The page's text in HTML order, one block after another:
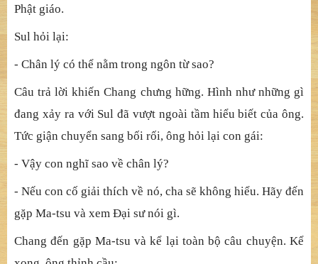
ông xông vào phòng và hét lớn:
- Con làm sao vậy hả Sul? Con điên rồi hả? Có biết đó là
chỗ thiêng liêng, sao lại ngồi lên đó?
Như không có gì xảy ra, Sul hỏi:
- Cha! Trong đó có gì thiêng liêng?
- Đó là lời của Phật. Nó chứa đựng chân lý vĩ đại nhất của
Phật giáo.
Sul hỏi lại:
- Chân lý có thể nằm trong ngôn từ sao?
Câu trả lời khiến Chang chưng hững. Hình như những gì